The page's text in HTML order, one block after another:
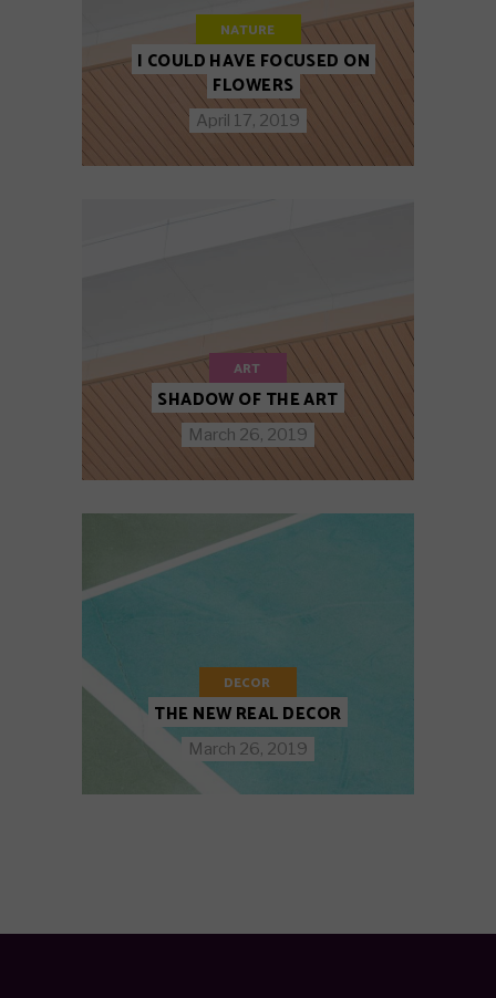
NATURE
I COULD HAVE FOCUSED ON
FLOWERS
April 17, 2019
ART
SHADOW OF THE ART
March 26, 2019
DECOR
THE NEW REAL DECOR
March 26, 2019